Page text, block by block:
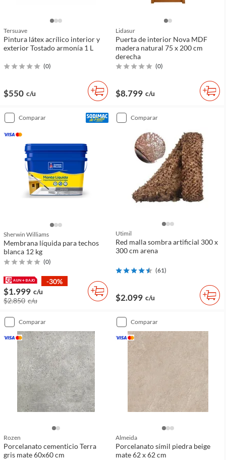
Tersuave
Pintura látex acrílico interior y
exterior Tostado armonía 1 L
(0)
$550 c/u
Lidasur
Puerta de interior Nova MDF
madera natural 75 x 200 cm
derecha
(0)
$8.799 c/u
comparar
Sherwin Williams
Membrana líquida para techos
blanca 12 kg
(0)
-30%
$1.999 c/u
$2.850 c/u
comparar
Utimil
Red malla sombra artificial 300 x
300 cm arena
(61)
$2.099 c/u
comparar
Rozen
Porcelanato cementicio Terra
gris mate 60x60 cm
comparar
Almeida
Porcelanato símil piedra beige
mate 62 x 62 cm